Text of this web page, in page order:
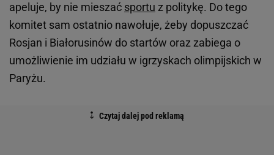
apeluje, by nie mieszać sportu z politykę. Do tego
komitet sam ostatnio nawołuje, żeby dopuszczać
Rosjan i Białorusinów do startów oraz zabiega o
umożliwienie im udziału w igrzyskach olimpijskich w
Paryżu.